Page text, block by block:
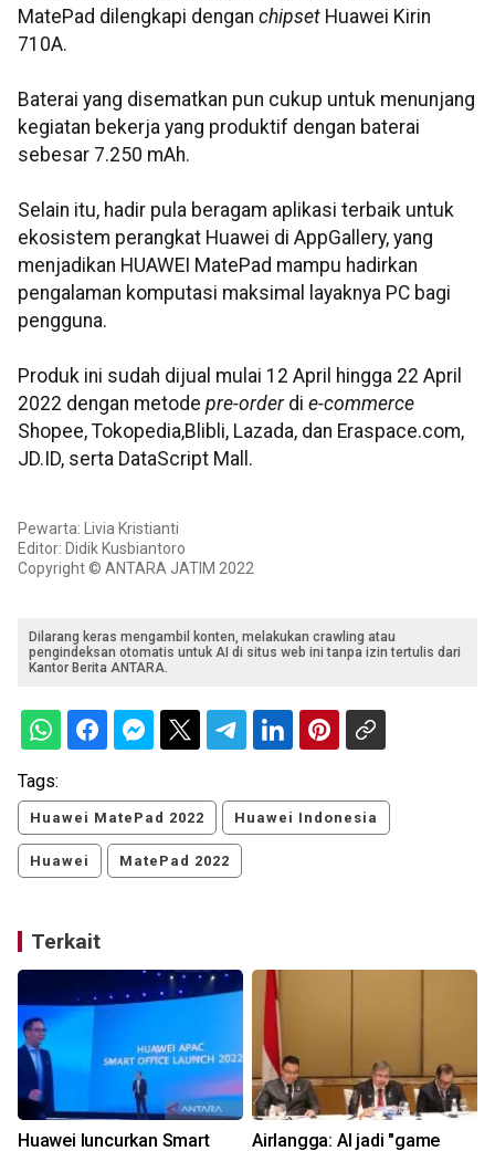
MatePad dilengkapi dengan chipset Huawei Kirin
710A.
Baterai yang disematkan pun cukup untuk menunjang
kegiatan bekerja yang produktif dengan baterai
sebesar 7.250 mAh.
Selain itu, hadir pula beragam aplikasi terbaik untuk
ekosistem perangkat Huawei di AppGallery, yang
menjadikan HUAWEI MatePad mampu hadirkan
pengalaman komputasi maksimal layaknya PC bagi
pengguna.
Produk ini sudah dijual mulai 12 April hingga 22 April
2022 dengan metode pre-orderdi e-commerce
Shopee, Tokopedia,Blibli, Lazada, dan Eraspace.com,
JD.ID, serta DataScript Mall.
Pewarta: Livia Kristianti
Editor: Didik Kusbiantoro
Copyright © ANTARA JATIM 2022
Dilarang keras mengambil konten, melakukan crawling atau
pengindeksan otomatis untuk AI di situs web ini tanpa izin tertulis dari
Kantor Berita ANTARA.
Tags:
Huawei MatePad 2022 Huawei Indonesia
Huawei MatePad 2022
Terkait
Huawei luncurkan Smart Airlangga: AI jadi "game